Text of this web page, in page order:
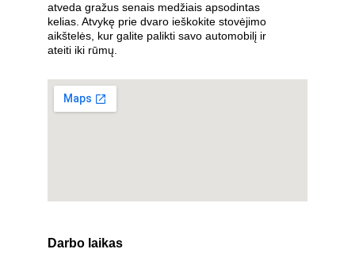
atveda gražus senais medžiais apsodintas
kelias. Atvykę prie dvaro ieškokite stovėjimo
aikštelės, kur galite palikti savo automobilį ir
ateiti iki rūmų.
Darbo laikas